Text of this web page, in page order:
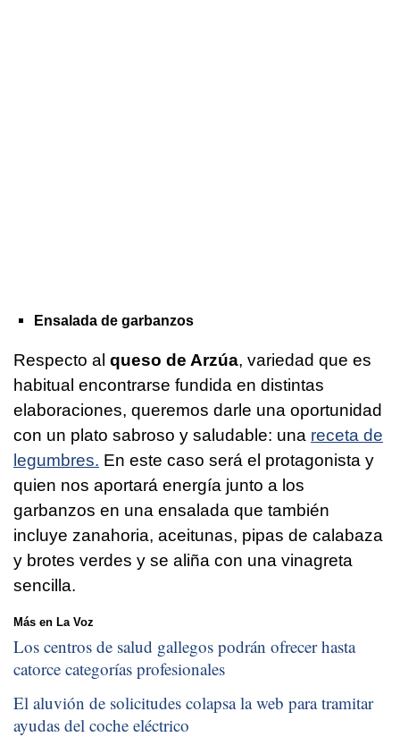
Ensalada de garbanzos
Respecto al queso de Arzúa, variedad que es
habitual encontrarse fundida en distintas
elaboraciones, queremos darle una oportunidad
con un plato sabroso y saludable: una receta de
legumbres. En este caso será el protagonista y
quien nos aportará energía junto a los
garbanzos en una ensalada que también
incluye zanahoria, aceitunas, pipas de calabaza
y brotes verdes y se aliña con una vinagreta
sencilla.
Más en La Voz
Los centros de salud gallegos podrán ofrecer hasta
catorce categorías profesionales
El aluvión de solicitudes colapsa la web para tramitar
ayudas del coche eléctrico